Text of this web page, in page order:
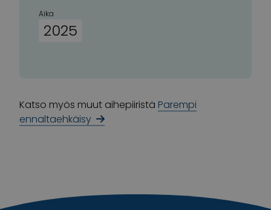
Aika
2025
Katso myös muut aihepiiristä Parempi
ennaltaehkäisy